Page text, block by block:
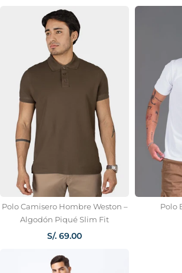
Polo Camisero Hombre Weston –
Algodón Piqué Slim Fit
S/. 69.00
Polo